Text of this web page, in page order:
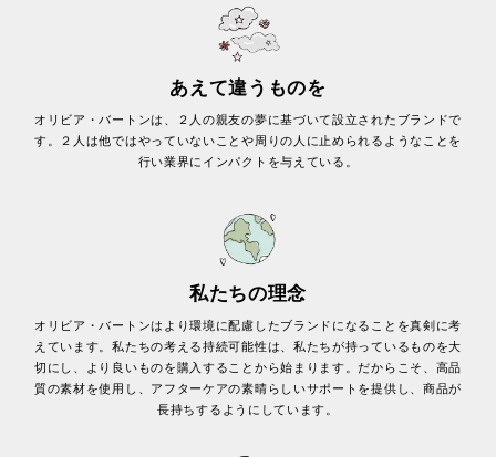
あえて違うものを
オリビア・バートンは、２人の親友の夢に基づいて設立されたブランドで
す。２人は他ではやっていないことや周りの人に止められるようなことを
行い業界にインパクトを与えている。
私たちの理念
オリビア・バートンはより環境に配慮したブランドになることを真剣に考
えています。私たちの考える持続可能性は、私たちが持っているものを大
切にし、より良いものを購入することから始まります。だからこそ、高品
質の素材を使用し、アフターケアの素晴らしいサポートを提供し、商品が
長持ちするようにしています。